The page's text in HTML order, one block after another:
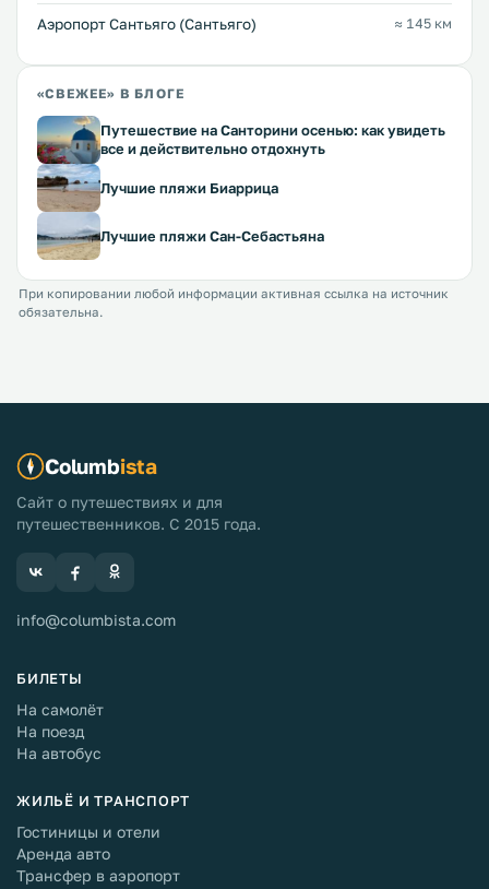
Аэропорт Сантьяго (Сантьяго) ≈ 145 км
«СВЕЖЕЕ» В БЛОГЕ
Путешествие на Санторини осенью: как увидеть
все и действительно отдохнуть
Лучшие пляжи Биаррица
Лучшие пляжи Сан-Себастьяна
При копировании любой информации активная ссылка на источник
обязательна.
Columbista
Сайт о путешествиях и для
путешественников. С 2015 года.
info@columbista.com
БИЛЕТЫ
На самолёт
На поезд
На автобус
ЖИЛЬЁ И ТРАНСПОРТ
Гостиницы и отели
Аренда авто
Трансфер в аэропорт